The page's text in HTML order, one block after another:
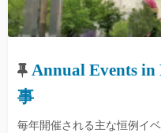
Annual Events in
事
毎年開催される主な恒例イ